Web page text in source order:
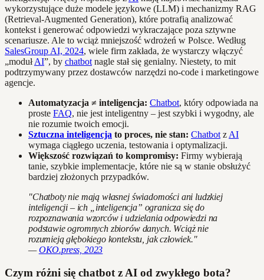
wykorzystujące duże modele językowe (LLM) i mechanizmy RAG
(Retrieval-Augmented Generation), które potrafią analizować
kontekst i generować odpowiedzi wykraczające poza sztywne
scenariusze. Ale to wciąż mniejszość wdrożeń w Polsce. Według
SalesGroup AI, 2024, wiele firm zakłada, że wystarczy włączyć
„modułAI”, by chatbot nagle stał się genialny. Niestety, to mit
podtrzymywany przez dostawców narzędzi no-code i marketingowe
agencje.
Automatyzacja ≠ inteligencja: Chatbot, który odpowiada na
proste FAQ, nie jest inteligentny – jest szybki i wygodny, ale
nie rozumie twoich emocji.
Sztuczna inteligencja to proces, nie stan: Chatbot z AI
wymaga ciągłego uczenia, testowania i optymalizacji.
Większość rozwiązań to kompromisy: Firmy wybierają
tanie, szybkie implementacje, które nie są w stanie obsłużyć
bardziej złożonych przypadków.
"Chatboty nie mają własnej świadomości ani ludzkiej
inteligencji – ich „inteligencja” ogranicza się do
rozpoznawania wzorców i udzielania odpowiedzi na
podstawie ogromnych zbiorów danych. Wciąż nie
rozumieją głębokiego kontekstu, jak człowiek."
—OKO.press, 2023
Czym różni się chatbot z AI od zwykłego bota?